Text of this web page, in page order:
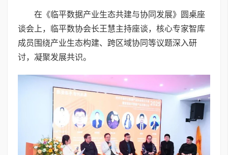
在《临平数据产业生态共建与协同发展》圆桌座
谈会上，临平数协会长王慧主持座谈，核心专家智库
成员围绕产业生态构建、跨区域协同等议题深入研
讨，凝聚发展共识。